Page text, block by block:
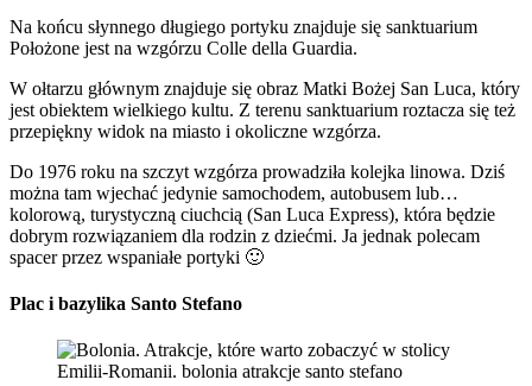
Na końcu słynnego długiego portyku znajduje się sanktuarium
Położone jest na wzgórzu Colle della Guardia.
W ołtarzu głównym znajduje się obraz Matki Bożej San Luca, który
jest obiektem wielkiego kultu. Z terenu sanktuarium roztacza się też
przepiękny widok na miasto i okoliczne wzgórza.
Do 1976 roku na szczyt wzgórza prowadziła kolejka linowa. Dziś
można tam wjechać jedynie samochodem, autobusem lub…
kolorową, turystyczną ciuchcią (San Luca Express), która będzie
dobrym rozwiązaniem dla rodzin z dziećmi. Ja jednak polecam
spacer przez wspaniałe portyki 🙂
Plac i bazylika Santo Stefano